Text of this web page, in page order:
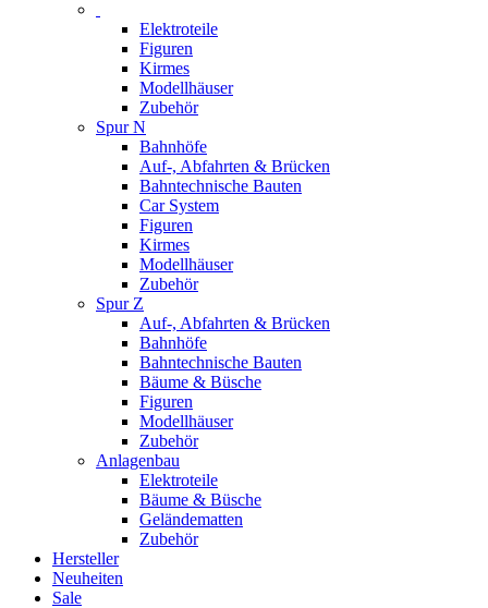
Elektroteile
Figuren
Kirmes
Modellhäuser
Zubehör
Spur N
Bahnhöfe
Auf-, Abfahrten & Brücken
Bahntechnische Bauten
Car System
Figuren
Kirmes
Modellhäuser
Zubehör
Spur Z
Auf-, Abfahrten & Brücken
Bahnhöfe
Bahntechnische Bauten
Bäume & Büsche
Figuren
Modellhäuser
Zubehör
Anlagenbau
Elektroteile
Bäume & Büsche
Geländematten
Zubehör
Hersteller
Neuheiten
Sale